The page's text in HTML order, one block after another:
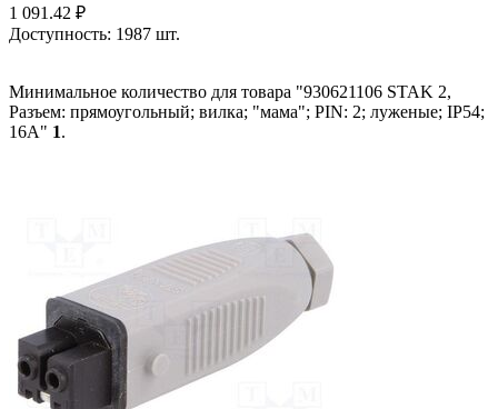
1 091.42 ₽
Доступность: 1987 шт.
Минимальное количество для товара "930621106 STAK 2,
Разъем: прямоугольный; вилка; "мама"; PIN: 2; луженые; IP54;
16А" 1.